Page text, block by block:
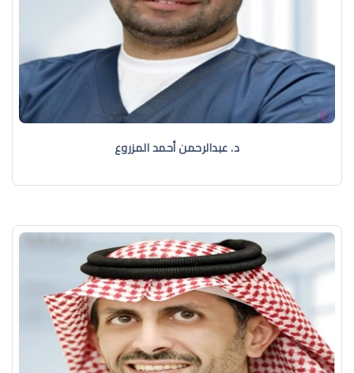
د. عبدالرحمن أحمد المزروع